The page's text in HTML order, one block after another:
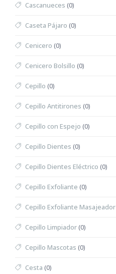
Cascanueces (0)
Caseta Pájaro (0)
Cenicero (0)
Cenicero Bolsillo (0)
Cepillo (0)
Cepillo Antitirones (0)
Cepillo con Espejo (0)
Cepillo Dientes (0)
Cepillo Dientes Eléctrico (0)
Cepillo Exfoliante (0)
Cepillo Exfoliante Masajeador
Cepillo Limpiador(0)
Cepillo Mascotas (0)
Cesta (0)